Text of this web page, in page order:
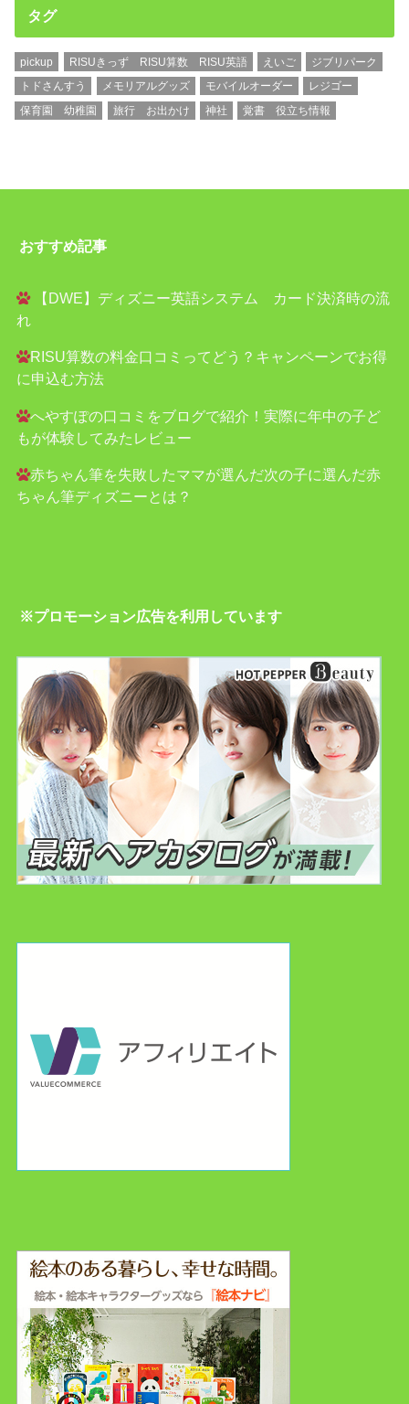
タグ
pickup RISUきっず RISU算数 RISU英語 えいご
ジブリパーク
トドさんすう
メモリアルグッズ モバイルオーダー
レジゴー
保育園 幼稚園
旅行 お出かけ 神社 覚書 役立ち情報
おすすめ記事
【DWE】ディズニー英語システム カード決済時の流
れ
RISU算数の料金口コミってどう？キャンペーンでお得
に申込む方法
へやすぽの口コミをブログで紹介！実際に年中の子ど
もが体験してみたレビュー
赤ちゃん筆を失敗したママが選んだ次の子に選んだ赤
ちゃん筆ディズニーとは？
※プロモーション広告を利用しています